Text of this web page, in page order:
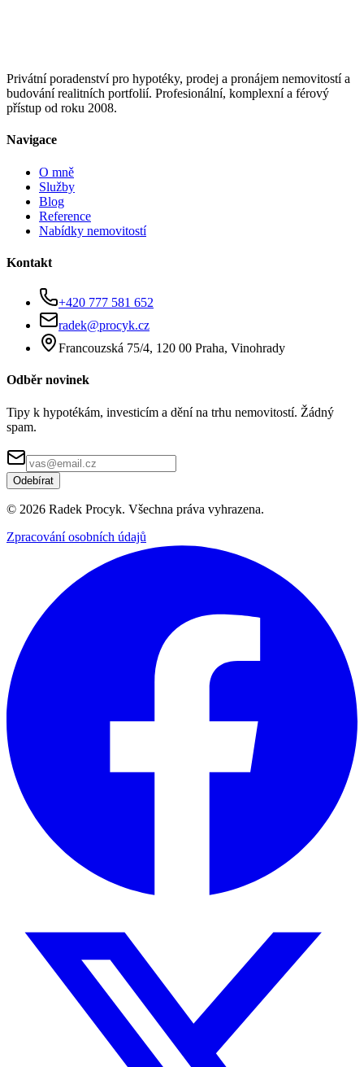
Privátní poradenství pro hypotéky, prodej a pronájem nemovitostí a
budování realitních portfolií. Profesionální, komplexní a férový
přístup od roku 2008.
Navigace
O mně
Služby
Blog
Reference
Nabídky nemovitostí
Kontakt
+420 777 581 652
radek@procyk.cz
Francouzská 75/4, 120 00 Praha, Vinohrady
Odběr novinek
Tipy k hypotékám, investicím a dění na trhu nemovitostí. Žádný
spam.
Odebírat
© 2026 Radek Procyk. Všechna práva vyhrazena.
Zpracování osobních údajů